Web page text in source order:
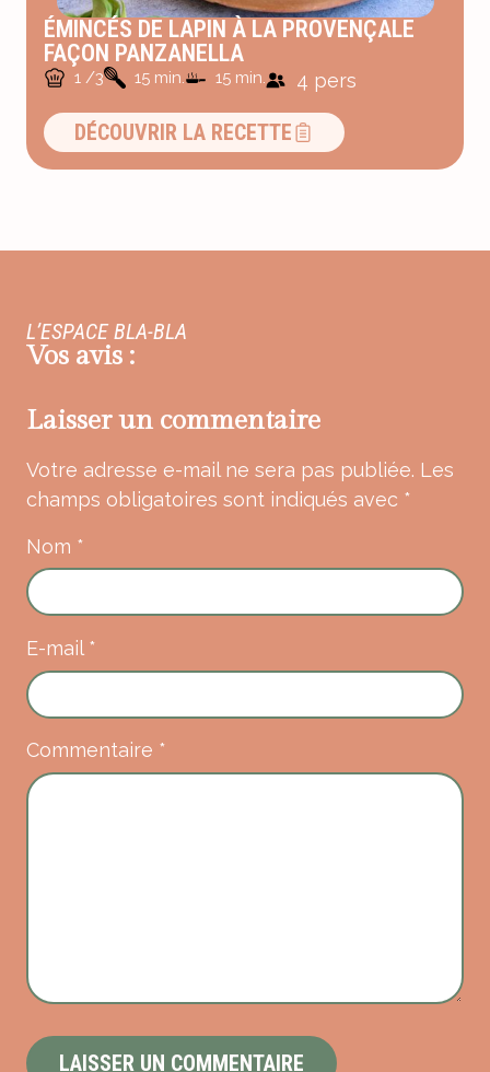
ÉMINCÉS DE LAPIN À LA PROVENÇALE
FAÇON PANZANELLA
1 /3 15 min. 15 min. 4 pers
DÉCOUVRIR LA RECETTE
L’ESPACE BLA-BLA
Vos avis :
Laisser un commentaire
Votre adresse e-mail ne sera pas publiée. Les
champs obligatoires sont indiqués avec *
Commentaire *
Nom *
E-mail *